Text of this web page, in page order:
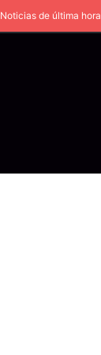
Noticias de última hora